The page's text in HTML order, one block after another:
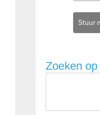
Stuur
Zoeken